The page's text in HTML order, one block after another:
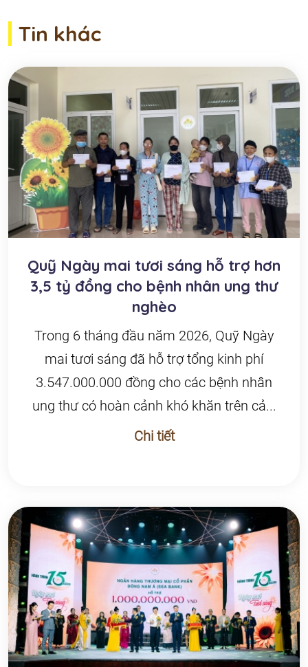
Tin khác
Quỹ Ngày mai tươi sáng hỗ trợ hơn
3,5 tỷ đồng cho bệnh nhân ung thư
nghèo
Trong 6 tháng đầu năm 2026, Quỹ Ngày
mai tươi sáng đã hỗ trợ tổng kinh phí
3.547.000.000 đồng cho các bệnh nhân
ung thư có hoàn cảnh khó khăn trên cả...
Chi tiết